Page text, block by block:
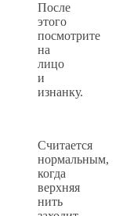
После
этого
посмотрите
на
лицо
и
изнанку.
Считается
нормальным,
когда
верхняя
нить